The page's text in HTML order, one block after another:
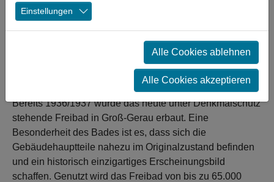
In Groß-Gerau wird das historische und
denkmalgeschützte Freibad saniert und damit eine
geschaffen. Der insbesondere in den heißen
Sommermonaten wichtige Treffpunkt bleibt dadurch
Bereits 1936/1937 wurde das heute unter Denkmalschutz
stehende Freibad in Groß-Gerau erbaut. Eine
Besonderheit des Bades ist es, dass sich die
Gebäudehauptteile nahezu im Originalzustand befinden
und ein historisch einzigartiges Erscheinungsbild
schaffen. Genutzt wird das Freibad von bis zu 65.000
Einstellungen
Alle Cookies ablehnen
Alle Cookies akzeptieren